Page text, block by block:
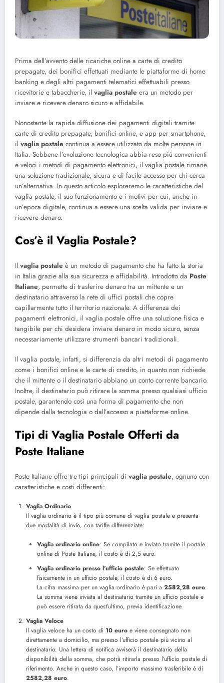
Prima dell’avvento delle ricariche online a carte di credito
prepagate, dei bonifici effettuati mediante le piattaforme di home
banking e degli altri pagamenti telematici effettuabili presso
ricevitorie e tabaccherie, il vaglia postale era un metodo per
inviare e ricevere denaro sicuro e affidabile.
Nonostante la rapida diffusione dei pagamenti digitali tramite
carte di credito prepagate, bonifici online, e app per smartphone,
il vaglia postale continua a essere utilizzato da molte persone in
Italia. Sebbene l’evoluzione tecnologica abbia reso più convenienti
e veloci i metodi di pagamento elettronici, il vaglia postale rimane
una soluzione tradizionale, sicura e di facile accesso per chi cerca
un’alternativa. In questo articolo esploreremo le caratteristiche del
vaglia postale, il suo funzionamento e i motivi per cui, anche in
un’epoca digitale, continua a essere una scelta valida per inviare e
ricevere denaro.
Cos’è il Vaglia Postale?
Il vaglia postale è un metodo di pagamento che ha fatto la storia
in Italia grazie alla sua sicurezza e affidabilità. Introdotto da Poste
Italiane, permette di trasferire denaro tra un mittente e un
destinatario attraverso la rete di uffici postali che copre
capillarmente tutto il territorio nazionale. A differenza dei
pagamenti elettronici, il vaglia postale offre una soluzione fisica e
tangibile per chi desidera inviare denaro in modo sicuro, senza
necessariamente utilizzare strumenti bancari tradizionali.
Il vaglia postale, infatti, si differenzia da altri metodi di pagamento
come i bonifici online e le carte di credito, in quanto non richiede
che il mittente o il destinatario abbiano un conto corrente bancario.
Inoltre, il destinatario può ritirare la somma presso qualsiasi ufficio
postale, garantendo così una forma di pagamento che non
dipende dalla tecnologia o dall’accesso a piattaforme online.
Tipi di Vaglia Postale Offerti da
Poste Italiane
Poste Italiane offre tre tipi principali di vaglia postale, ognuno con
caratteristiche e costi differenti:
Vaglia Ordinario
Il vaglia ordinario è il tipo più comune di vaglia postale e presenta
due modalità di invio, con tariffe differenziate:
Vaglia ordinario online: Se compilato e inviato tramite il portale
online di Poste Italiane, il costo è di 2,5 euro.
Vaglia ordinario presso l’ufficio postale: Se effettuato
fisicamente in un ufficio postale, il costo è di 6 euro.
La cifra massima per un vaglia ordinario è pari a 2582,28 euro.
La somma viene inviata al destinatario tramite un ufficio postale e
può essere ritirata da quest’ultimo, previa identificazione.
Vaglia Veloce
Il vaglia veloce ha un costo di 10 euro e viene consegnato non
direttamente a domicilio, ma presso l’ufficio postale più vicino al
destinatario. Una lettera di notifica avviserà il destinatario della
disponibilità della somma, che potrà ritirarla presso l’ufficio postale di
riferimento. Anche in questo caso, l’importo massimo trasferibile è di
2582,28 euro.